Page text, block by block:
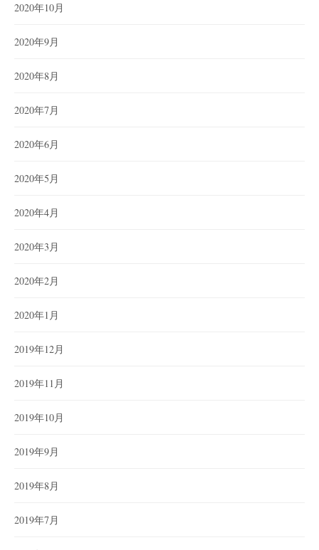
2020年10月
2020年9月
2020年8月
2020年7月
2020年6月
2020年5月
2020年4月
2020年3月
2020年2月
2020年1月
2019年12月
2019年11月
2019年10月
2019年9月
2019年8月
2019年7月